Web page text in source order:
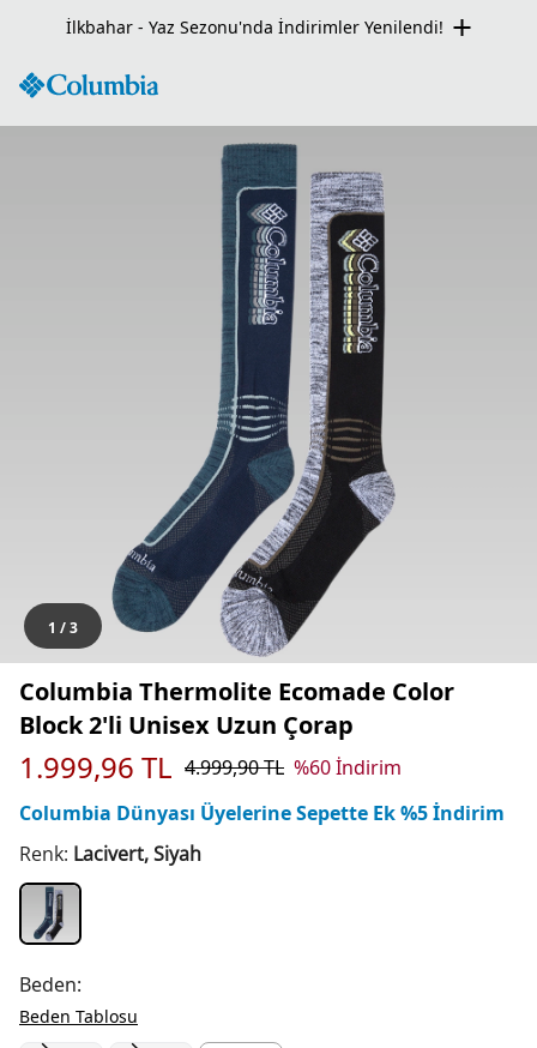
Seçili Ürünlerde Net %50 İndirim Fırsatı!
1 /3
Columbia Thermolite Ecomade Color
Block 2'li Unisex Uzun Çorap
1.999,96 TL 4.999,90TL %60İndirim
Columbia Dünyası Üyelerine Sepette Ek %5 İndirim
Renk: Lacivert, Siyah
Beden:
Beden Tablosu